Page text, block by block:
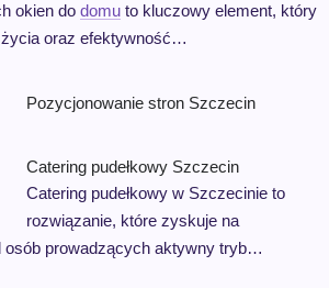
okien do domuto kluczowy element, który
życia oraz efektywność…
Pozycjonowanie stron Szczecin
Catering pudełkowy Szczecin
Catering pudełkowy w Szczecinie to
rozwiązanie, które zyskuje na
osób prowadzących aktywny tryb…